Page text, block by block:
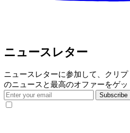
ニュースレター
ニュースレターに参加して、クリ
のニュースと最高のオファーをゲッ
Subscribe